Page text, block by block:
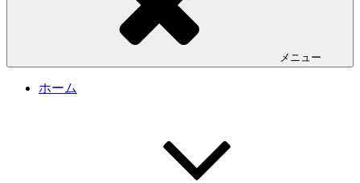
メニュー
ホーム